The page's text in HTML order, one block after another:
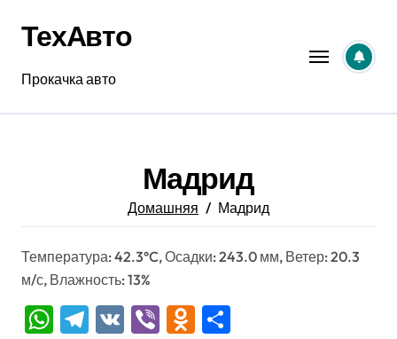
содержанию
ТехАвто
Прокачка авто
Мадрид
Домашняя Мадрид
Температура: 42.3°C, Осадки: 243.0 мм, Ветер: 20.3
м/с, Влажность: 13%
WhatsApp
Telegram
VK ViberOdnoklassniki